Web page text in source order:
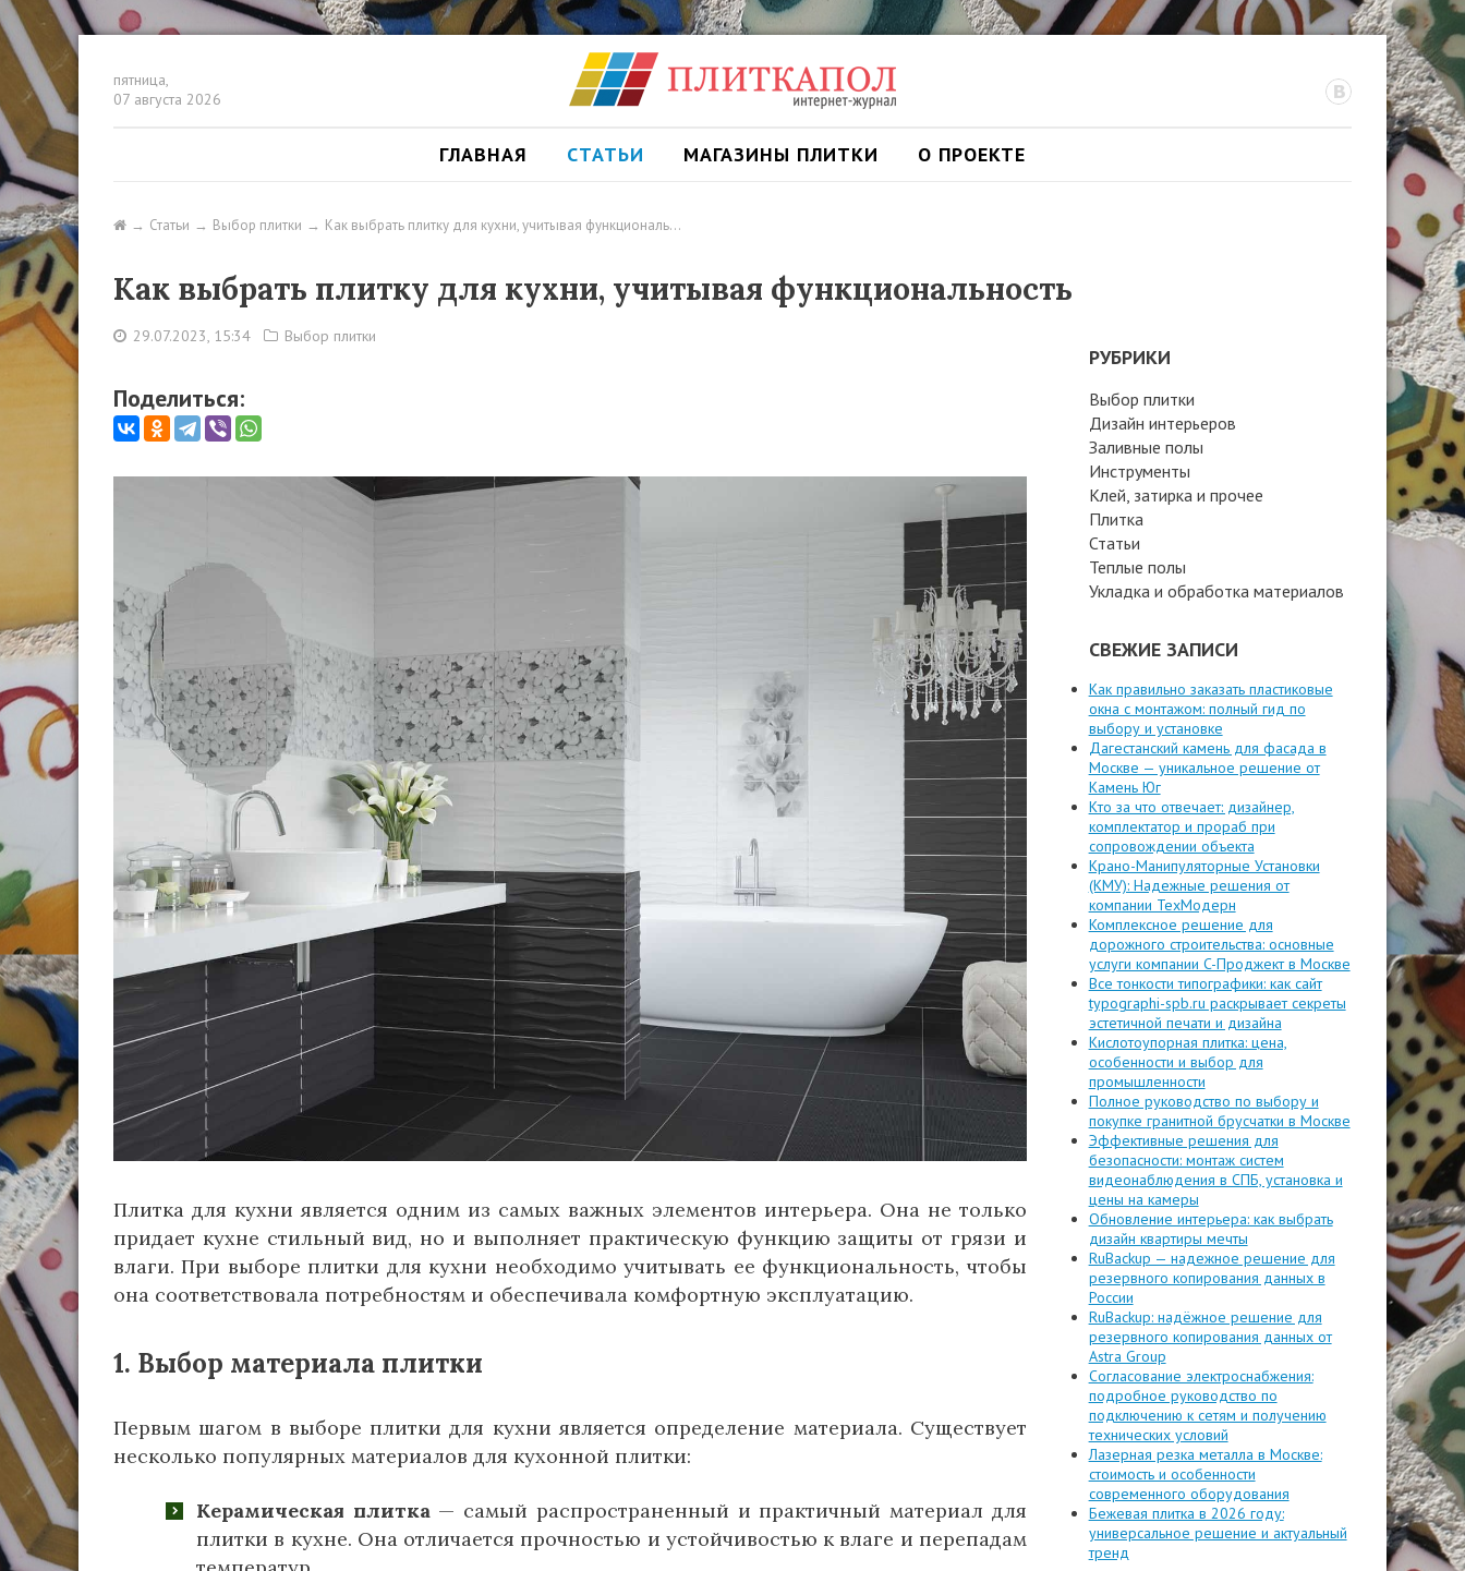
пятница,
07 августа 2026
ГЛАВНАЯ СТАТЬИ МАГАЗИНЫ ПЛИТКИ О ПРОЕКТЕ
Статьи Выбор плитки Как выбрать плитку для кухни, учитывая функциональ…
Как выбрать плитку для кухни, учитывая функциональность
29.07.2023, 15:34 Выбор плитки
Поделиться:
Плитка для кухни является одним из самых важных элементов интерьера. Она не только
придает кухне стильный вид, но и выполняет практическую функцию защиты от грязи и
влаги. При выборе плитки для кухни необходимо учитывать ее функциональность, чтобы
она соответствовала потребностям и обеспечивала комфортную эксплуатацию.
1. Выбор материала плитки
Первым шагом в выборе плитки для кухни является определение материала. Существует
несколько популярных материалов для кухонной плитки:
Керамическая плитка— самый распространенный и практичный материал для
плитки в кухне. Она отличается прочностью и устойчивостью к влаге и перепадам
РУБРИКИ
Выбор плитки
Дизайн интерьеров
Заливные полы
Инструменты
Клей, затирка и прочее
Плитка
Статьи
Теплые полы
Укладка и обработка материалов
СВЕЖИЕ ЗАПИСИ
Как правильно заказать пластиковые
окна с монтажом: полный гид по
выбору и установке
Дагестанский камень для фасада в
Москве — уникальное решение от
Камень Юг
Кто за что отвечает: дизайнер,
комплектатор и прораб при
сопровождении объекта
Крано-Манипуляторные Установки
(КМУ): Надежные решения от
компании ТехМодерн
Комплексное решение для
дорожного строительства: основные
услуги компании C-Проджект в Москве
Все тонкости типографики: как сайт
typographi-spb.ru раскрывает секреты
эстетичной печати и дизайна
Кислотоупорная плитка: цена,
особенности и выбор для
промышленности
Полное руководство по выбору и
покупке гранитной брусчатки в Москве
Эффективные решения для
безопасности: монтаж систем
видеонаблюдения в СПБ, установка и
цены на камеры
Обновление интерьера: как выбрать
дизайн квартиры мечты
RuBackup — надежное решение для
резервного копирования данных в
России
RuBackup: надёжное решение для
резервного копирования данных от
Astra Group
Согласование электроснабжения:
подробное руководство по
подключению к сетям и получению
технических условий
Лазерная резка металла в Москве:
стоимость и особенности
современного оборудования
Бежевая плитка в 2026 году:
универсальное решение и актуальный
тренд